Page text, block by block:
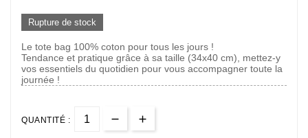
Rupture de stock
Le tote bag 100% coton pour tous les jours !
Tendance et pratique grâce à sa taille (34x40 cm), mettez-y
vos essentiels du quotidien pour vous accompagner toute la
journée !
QUANTITÉ :